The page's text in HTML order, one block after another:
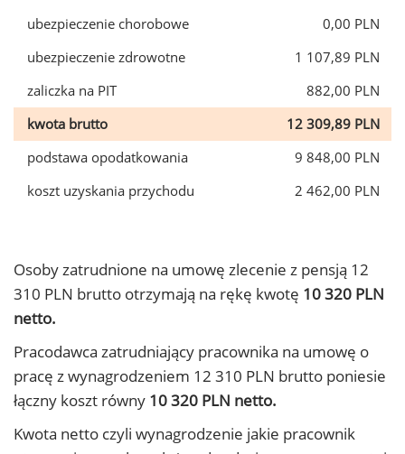
ubezpieczenie chorobowe
0,00 PLN
ubezpieczenie zdrowotne
1 107,89 PLN
zaliczka na PIT
882,00 PLN
kwota brutto
12 309,89 PLN
podstawa opodatkowania
9 848,00 PLN
koszt uzyskania przychodu
2 462,00 PLN
Osoby zatrudnione na umowę zlecenie z pensją 12
310 PLN brutto otrzymają na rękę kwotę 10 320 PLN
netto.
Pracodawca zatrudniający pracownika na umowę o
pracę z wynagrodzeniem 12 310 PLN brutto poniesie
łączny koszt równy 10 320 PLN netto.
Kwota netto czyli wynagrodzenie jakie pracownik